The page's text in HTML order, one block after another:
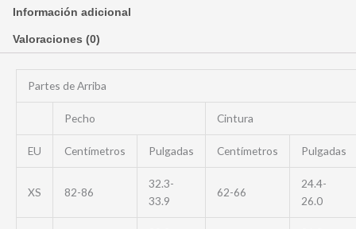
Información adicional
Valoraciones (0)
Partes de Arriba
Pecho Cintura
EU Centímetros Pulgadas Centímetros Pulgadas
XS 82-86
32.3-
33.9
62-66
24.4-
26.0